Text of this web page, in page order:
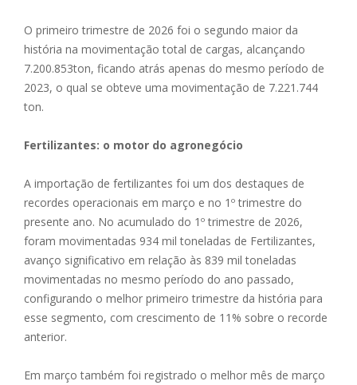
O primeiro trimestre de 2026 foi o segundo maior da
história na movimentação total de cargas, alcançando
7.200.853ton, ficando atrás apenas do mesmo período de
2023, o qual se obteve uma movimentação de 7.221.744
ton.
Fertilizantes: o motor do agronegócio
A importação de fertilizantes foi um dos destaques de
recordes operacionais em março e no 1º trimestre do
presente ano. No acumulado do 1º trimestre de 2026,
foram movimentadas 934 mil toneladas de Fertilizantes,
avanço significativo em relação às 839 mil toneladas
movimentadas no mesmo período do ano passado,
configurando o melhor primeiro trimestre da história para
esse segmento, com crescimento de 11% sobre o recorde
anterior.
Em março também foi registrado o melhor mês de março